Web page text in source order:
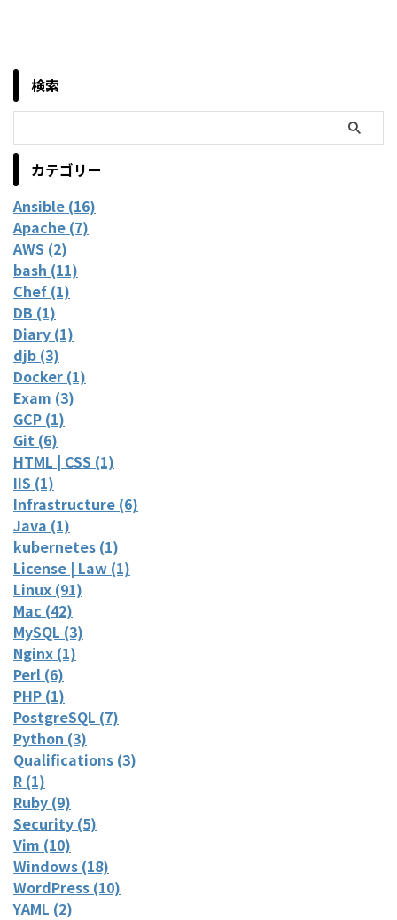
検索
カテゴリー
Ansible (16)
Apache (7)
AWS (2)
bash (11)
Chef (1)
DB (1)
Diary (1)
djb (3)
Docker (1)
Exam (3)
GCP (1)
Git (6)
HTML | CSS (1)
IIS (1)
Infrastructure (6)
Java (1)
kubernetes (1)
License | Law (1)
Linux (91)
Mac (42)
MySQL (3)
Nginx (1)
Perl (6)
PHP (1)
PostgreSQL (7)
Python (3)
Qualifications (3)
R (1)
Ruby (9)
Security (5)
Vim (10)
Windows (18)
WordPress (10)
YAML (2)